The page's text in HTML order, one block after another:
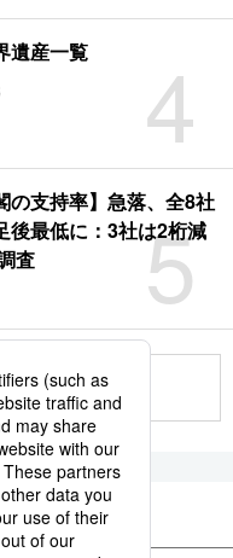
4
遺産一覧
5
の支持率】急落、全8社
後最低に：3社は2桁減
査